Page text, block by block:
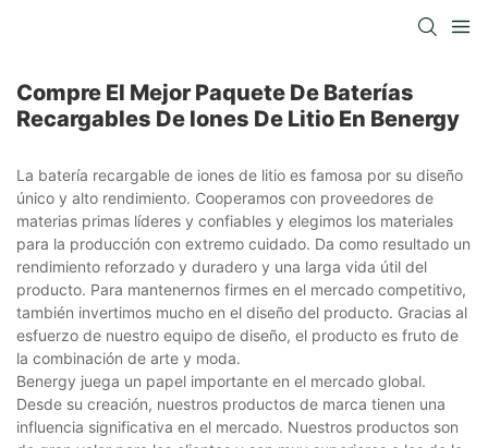
Compre El Mejor Paquete De Baterías
Recargables De Iones De Litio En Benergy
La batería recargable de iones de litio es famosa por su diseño
único y alto rendimiento. Cooperamos con proveedores de
materias primas líderes y confiables y elegimos los materiales
para la producción con extremo cuidado. Da como resultado un
rendimiento reforzado y duradero y una larga vida útil del
producto. Para mantenernos firmes en el mercado competitivo,
también invertimos mucho en el diseño del producto. Gracias al
esfuerzo de nuestro equipo de diseño, el producto es fruto de
la combinación de arte y moda.
Benergy juega un papel importante en el mercado global.
Desde su creación, nuestros productos de marca tienen una
influencia significativa en el mercado. Nuestros productos son